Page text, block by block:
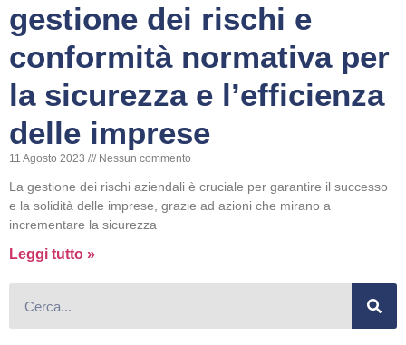
gestione dei rischi e
conformità normativa per
la sicurezza e l’efficienza
delle imprese
11 Agosto 2023 Nessun commento
La gestione dei rischi aziendali è cruciale per garantire il successo
e la solidità delle imprese, grazie ad azioni che mirano a
incrementare la sicurezza
Leggi tutto »